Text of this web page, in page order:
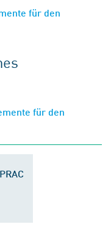
für den
für den